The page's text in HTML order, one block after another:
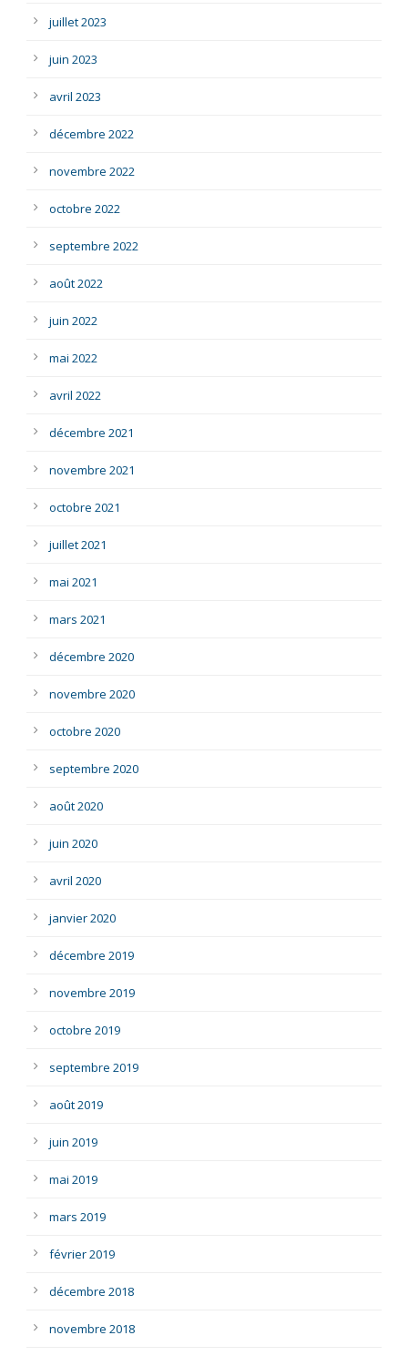
juillet 2023
juin 2023
avril 2023
décembre 2022
novembre 2022
octobre 2022
septembre 2022
août 2022
juin 2022
mai 2022
avril 2022
décembre 2021
novembre 2021
octobre 2021
juillet 2021
mai 2021
mars 2021
décembre 2020
novembre 2020
octobre 2020
septembre 2020
août 2020
juin 2020
avril 2020
janvier 2020
décembre 2019
novembre 2019
octobre 2019
septembre 2019
août 2019
juin 2019
mai 2019
mars 2019
février 2019
décembre 2018
novembre 2018